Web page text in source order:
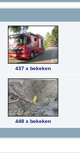
437 x bekeken
448 x bekeken